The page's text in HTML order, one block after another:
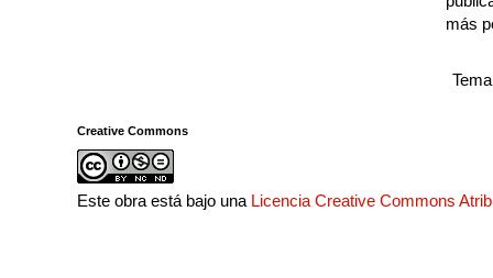
más
Creative Commons
Este obra está bajo una Licencia Creative Commons